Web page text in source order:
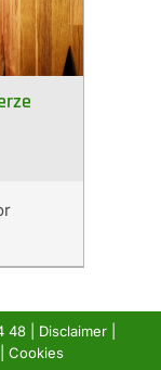
48 | Disclaimer
Cookies